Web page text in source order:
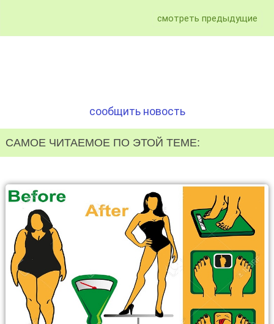
смотреть предыдущие
сообщить новость
САМОЕ ЧИТАЕМОЕ ПО ЭТОЙ ТЕМЕ: